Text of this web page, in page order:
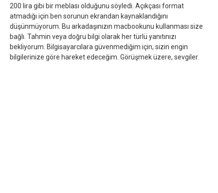
200 lira gibi bir meblası olduğunu söyledi. Açıkçası format
atmadığı için ben sorunun ekrandan kaynaklandığını
düşünmüyorum. Bu arkadaşınızın macbookunu kullanması size
bağlı. Tahmin veya doğru bilgi olarak her türlü yanıtınızı
bekliyorum. Bilgisayarcılara güvenmediğim için, sizin engin
bilgilerinize göre hareket edeceğim. Görüşmek üzere, sevgiler.